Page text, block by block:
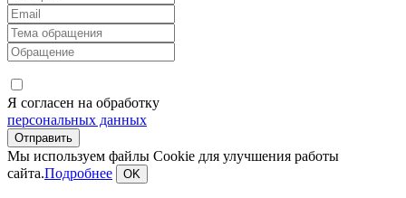
Я согласен на обработку
персональных данных
Мы используем файлы Cookie для улучшения работы
сайта.Подробнее OK